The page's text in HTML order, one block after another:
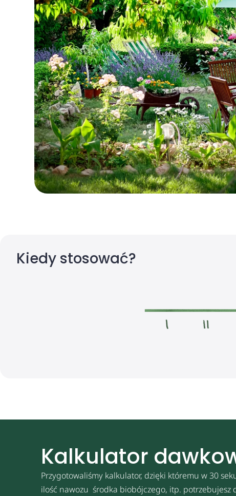
Kiedy stosować?
Kalkulator
Przygotowaliśmy kalkulator, dzięki któremu w 30
ilość nawozu środka biobójczego, itp. potrzebujesz